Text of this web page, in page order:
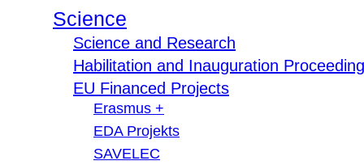
Science
Science and Research
Habilitation and Inauguration
EU Financed Projects
Erasmus +
EDA Projekts
SAVELEC